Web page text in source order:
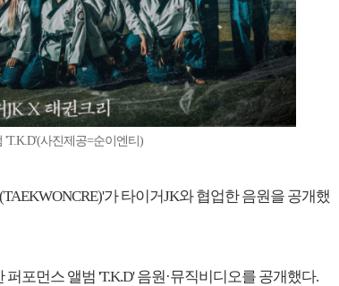
사진제공=순이엔티)
가 타이거JK와 협업한 음원을 공개했
포먼스 앨범 'T.K.D' 음원·뮤직비디오를 공개했다.